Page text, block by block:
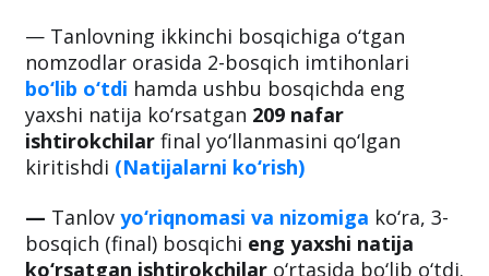
— Tanlovning ikkinchi bosqichiga o‘tgan
nomzodlar orasida 2-bosqich imtihonlari
bo‘lib o‘tdi hamda ushbu bosqichda eng
yaxshi natija ko‘rsatgan 209 nafar
ishtirokchilar final yo‘llanmasini qo‘lgan
kiritishdi (Natijalarni ko‘rish)
— Tanlov yo‘riqnomasi va nizomiga ko‘ra, 3-
bosqich (final) bosqichi eng yaxshi natija
ko‘rsatgan ishtirokchilar o‘rtasida bo‘lib o‘tdi.